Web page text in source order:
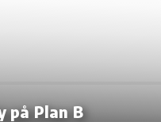
på Plan B